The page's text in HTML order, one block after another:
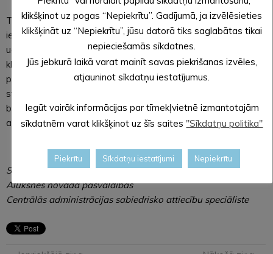
Turpat iekšezerā pie PA “ALJA” ēkas būs vērojami arī
iespaidīgi un elpu aizraujoši Jūrmalas sporta kluba “Partizāņu
ugunskurs” ūdens akrobātikas paraugdemonstrējumi. Sporta
klubs darbojas kopš 2002. gada un ar saviem
priekšnesumiem viņi bijuši daudzu pilsētu svētku dalībnieki,
starp citu, pirmoreiz – tieši Alūksnē, 2011. gadā! Līdz ar to šī
būs skaista atkalsatikšanās alūksniešiem ar ūdens
akrobātiem no Jūrmalas. Aicinām skatītājus!
SAGATAVOJA: Evita APLOKA,
Alūksnes novada pašvaldības
Centrālās administrācijas sabiedrisko attiecību speciāliste
klikšķinot uz pogas “Nepiekrītu”. Gadījumā, ja izvēlēsieties
klikšķināt uz “Nepiekrītu”, jūsu datorā tiks saglabātas tikai
nepieciešamās sīkdatnes.
Jūs jebkurā laikā varat mainīt savas piekrišanas izvēles,
atjauninot sīkdatņu iestatījumus.
Iegūt vairāk informācijas par tīmekļvietnē izmantotajām
sīkdatnēm varat klikšķinot uz šīs saites "Sīkdatņu politika"
Piekrītu Sīkdatņu iestatījumi Nepiekrītu